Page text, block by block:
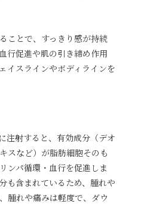
ことで、すっきり感が持続
行促進や肌の引き締め作用
イスラインやボディラインを
注射すると、有効成分（デオ
スなど）が脂肪細胞そのも
ンパ循環・血行を促進しま
も含まれているため、腫れや
腫れや痛みは軽度で、ダウ